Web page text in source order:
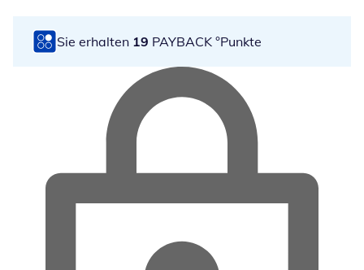
Sie erhalten 19 PAYBACK °Punkte